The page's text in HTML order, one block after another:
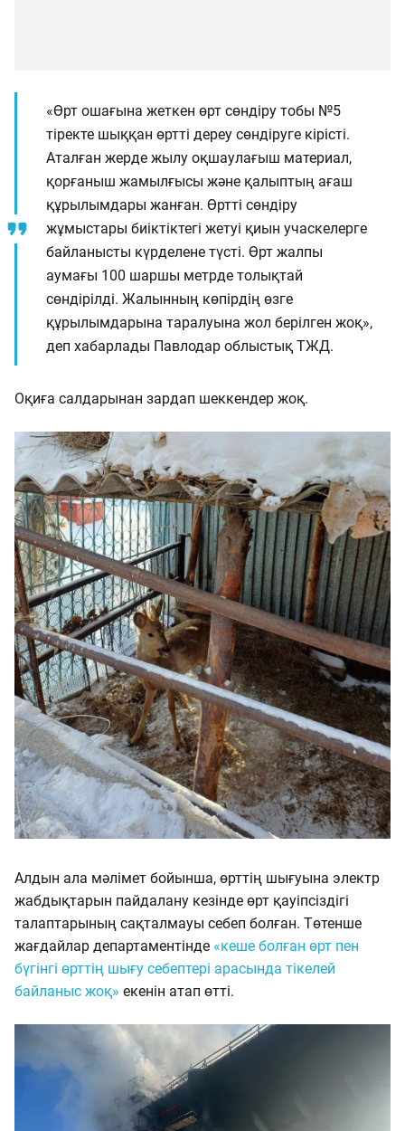
«Өрт ошағына жеткен өрт сөндіру тобы №5
тіректе шыққан өртті дереу сөндіруге кірісті.
Аталған жерде жылу оқшаулағыш материал,
қорғаныш жамылғысы және қалыптың ағаш
құрылымдары жанған. Өртті сөндіру
жұмыстары биіктіктегі жетуі қиын учаскелерге
байланысты күрделене түсті. Өрт жалпы
аумағы 100 шаршы метрде толықтай
сөндірілді. Жалынның көпірдің өзге
құрылымдарына таралуына жол берілген жоқ»,
деп хабарлады Павлодар облыстық ТЖД.
Оқиға салдарынан зардап шеккендер жоқ.
Алдын ала мәлімет бойынша, өрттің шығуына электр
жабдықтарын пайдалану кезінде өрт қауіпсіздігі
талаптарының сақталмауы себеп болған. Төтенше
жағдайлар департаментінде «кеше болған өрт пен
бүгінгі өрттің шығу себептері арасында тікелей
байланыс жоқ» екенін атап өтті.